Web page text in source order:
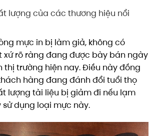
lượng của các thương hiệu nổi
mực in bị làm giả, không có
xứ rõ ràng đang được bày bán ngày
thị trường hiện nay. Điều này đồng
hàng đang đánh đổi tuổi thọ
lượng tài liệu bị giảm đi nếu lạm
dụng loại mực này.